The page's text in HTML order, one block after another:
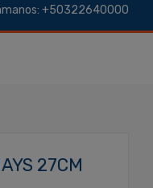
+50322640000
27CM